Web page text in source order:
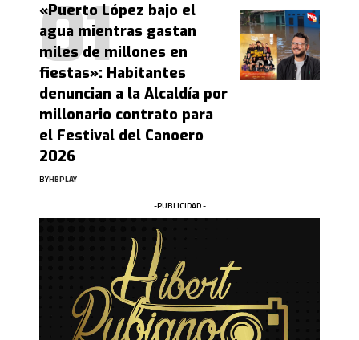
«Puerto López bajo el
agua mientras gastan
miles de millones en
fiestas»: Habitantes
denuncian a la Alcaldía por
millonario contrato para
el Festival del Canoero
2026
BYHBPLAY
-PUBLICIDAD -